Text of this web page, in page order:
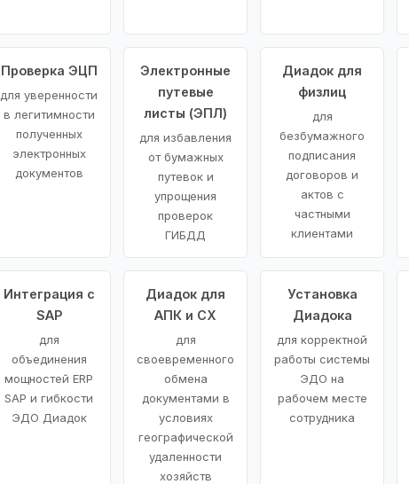
Проверка ЭЦП
для уверенности
в легитимности
полученных
электронных
документов
Электронные
путевые
листы (ЭПЛ)
для избавления
от бумажных
путевок и
упрощения
проверок
ГИБДД
Диадок для
физлиц
для
безбумажного
подписания
договоров и
актов с
частными
клиентами
Интеграция с
SAP
для
объединения
мощностей ERP
SAP и гибкости
ЭДО Диадок
Диадок для
АПК и СХ
для
своевременного
обмена
документами в
условиях
географической
удаленности
хозяйств
Установка
Диадока
для корректной
работы системы
ЭДО на
рабочем месте
сотрудника